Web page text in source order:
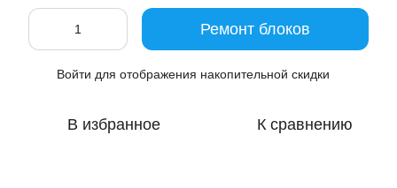
Ремонт блоков
Войти для отображения накопительной скидки
В избранное К сравнению